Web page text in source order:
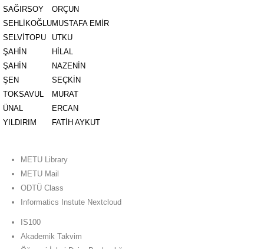
SAĞIRSOY
ORÇUN
SEHLİKOĞLUMUSTAFA EMİR
SELVİTOPU
UTKU
ŞAHİN
HİLAL
ŞAHİN
NAZENİN
ŞEN
SEÇKİN
TOKSAVUL
MURAT
ÜNAL
ERCAN
YILDIRIM
FATİH AYKUT
METU Library
METU Mail
ODTÜ Class
Informatics Instute Nextcloud
IS100
Akademik Takvim